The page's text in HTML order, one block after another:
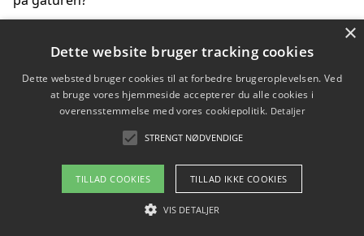
Sådan rydder du effektivt op efter et stort event
Copyright 2026 - Pilanto Aps
Om / kontakt
Blog Betingelser
×
Dette website bruger tracking cookies
Dette websted bruger cookies til at forbedre brugeroplevelsen. Ved
at bruge vores hjemmeside accepterer du alle cookies i
overensstemmelse med vores cookiepolitik. Detaljer
STRENGT NØDVENDIGE
TILLAD COOKIES TILLAD IKKE COOKIES
VIS DETALJER